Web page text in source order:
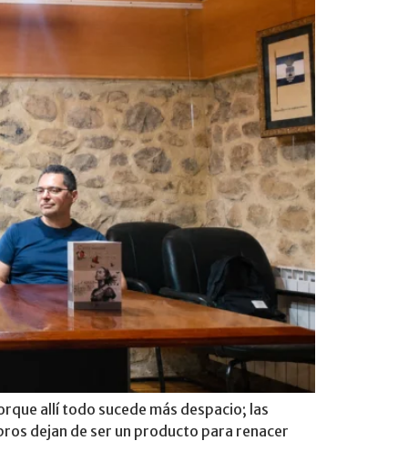
allí todo sucede más despacio; las
dejan de ser un producto para renacer